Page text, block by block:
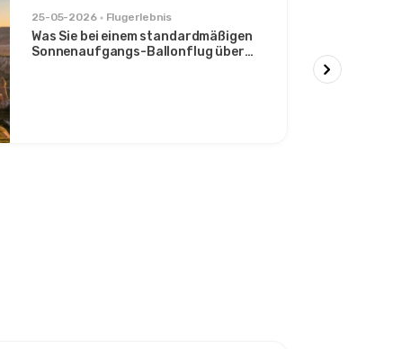
25-05-2026 Flugerlebnis
Was Sie bei einem standardmäßigen
Sonnenaufgangs-Ballonflug über